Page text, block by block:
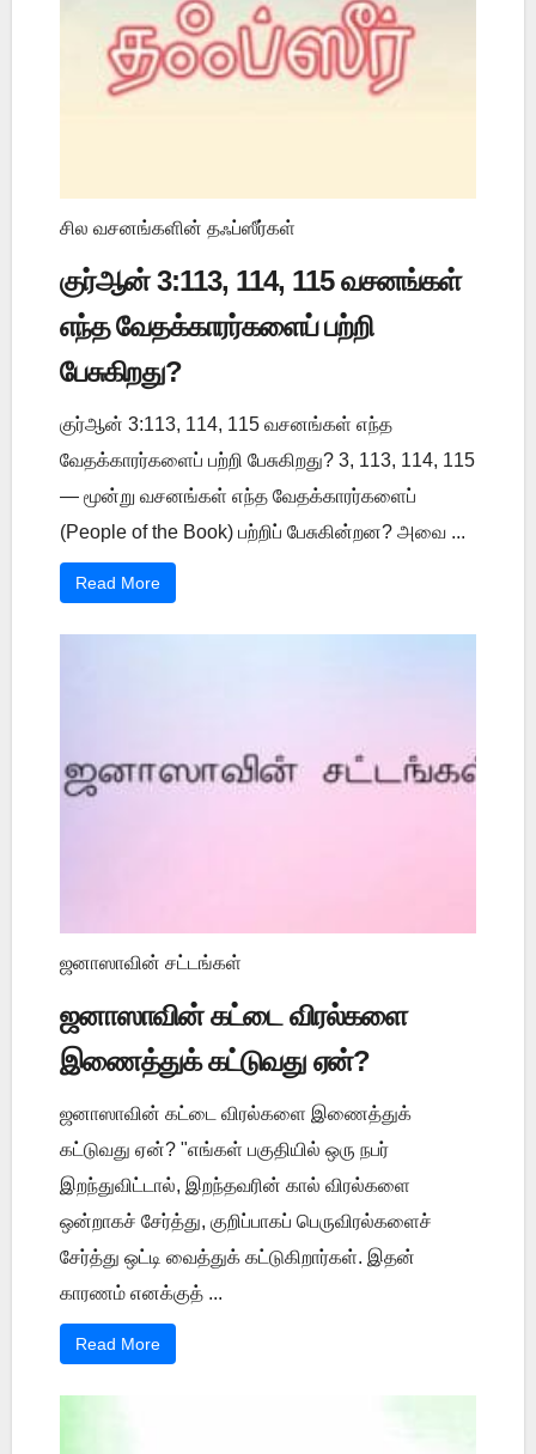
சில வசனங்களின் தஃப்ஸீர்கள்
குர்ஆன் 3:113, 114, 115 வசனங்கள்
எந்த வேதக்காரர்களைப் பற்றி
பேசுகிறது?
குர்ஆன் 3:113, 114, 115 வசனங்கள் எந்த
வேதக்காரர்களைப் பற்றி பேசுகிறது? 3, 113, 114, 115
— மூன்று வசனங்கள் எந்த வேதக்காரர்களைப்
(People of the Book) பற்றிப் பேசுகின்றன? அவை ...
Read More
ஜனாஸாவின் சட்டங்கள்
ஜனாஸாவின் கட்டை விரல்களை
இணைத்துக் கட்டுவது ஏன்?
ஜனாஸாவின் கட்டை விரல்களை இணைத்துக்
கட்டுவது ஏன்? "எங்கள் பகுதியில் ஒரு நபர்
இறந்துவிட்டால், இறந்தவரின் கால் விரல்களை
ஒன்றாகச் சேர்த்து, குறிப்பாகப் பெருவிரல்களைச்
சேர்த்து ஒட்டி வைத்துக் கட்டுகிறார்கள். இதன்
காரணம் எனக்குத் ...
Read More